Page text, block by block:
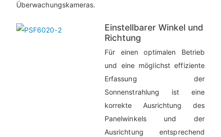
Überwachungskameras.
Einstellbarer Winkel und
Richtung
Für einen optimalen Betrieb
und eine möglichst effiziente
Erfassung der
Sonnenstrahlung ist eine
korrekte Ausrichtung des
Panelwinkels und der
Ausrichtung entsprechend